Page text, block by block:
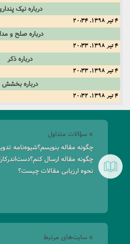
درباره نیک پنداری
4 تیر 1398, 20:34
درباره صلح و
4 تیر 1398, 20:33
درباره ذکر
4 تیر 1398, 20:33
درباره بخشش
4 تیر 1398, 20:32
» سؤالات متداول
چگونه مقاله بنویسم؟شیوه‌نامه
چگونه مقاله ارسال کنم؟
نحوه ارزیابی مقالات چیست؟
» سایت‌های مرتبط